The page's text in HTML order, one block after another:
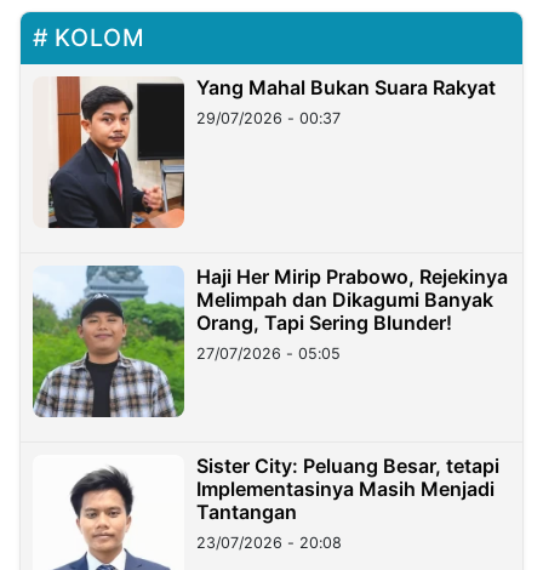
KOLOM
Yang Mahal Bukan Suara Rakyat
29/07/2026 - 00:37
Haji Her Mirip Prabowo, Rejekinya
Melimpah dan Dikagumi Banyak
Orang, Tapi Sering Blunder!
27/07/2026 - 05:05
Sister City: Peluang Besar, tetapi
Implementasinya Masih Menjadi
Tantangan
23/07/2026 - 20:08